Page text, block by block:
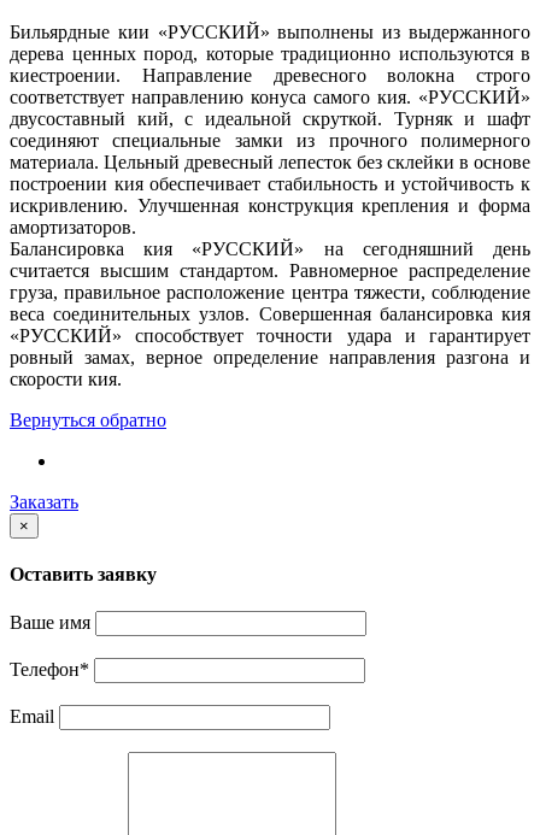
Бильярдные кии «РУССКИЙ» выполнены из выдержанного
дерева ценных пород, которые традиционно используются в
киестроении. Направление древесного волокна строго
соответствует направлению конуса самого кия. «РУССКИЙ»
двусоставный кий, с идеальной скруткой. Турняк и шафт
соединяют специальные замки из прочного полимерного
материала. Цельный древесный лепесток без склейки в основе
построении кия обеспечивает стабильность и устойчивость к
искривлению. Улучшенная конструкция крепления и форма
амортизаторов.
Балансировка кия «РУССКИЙ» на сегодняшний день
считается высшим стандартом. Равномерное распределение
груза, правильное расположение центра тяжести, соблюдение
веса соединительных узлов. Совершенная балансировка кия
«РУССКИЙ» способствует точности удара и гарантирует
ровный замах, верное определение направления разгона и
скорости кия.
Вернуться обратно
Заказать
×
Оставить заявку
Ваше имя
Телефон*
Email